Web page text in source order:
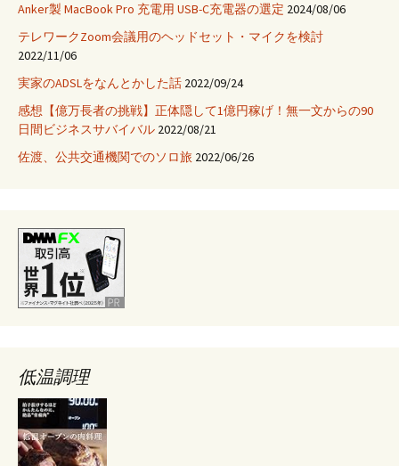
Anker製 MacBook Pro 充電用 USB-C充電器の選定 2024/08/06
テレワークZoom会議用のヘッドセット・マイクを検討
2022/11/06
実家のADSLをなんとかした話 2022/09/24
感想【億万長者の挑戦】正体隠して1億円稼げ！無一文からの90
日間ビジネスサバイバル 2022/08/21
佐渡、公共交通機関でのソロ旅 2022/06/26
低温調理